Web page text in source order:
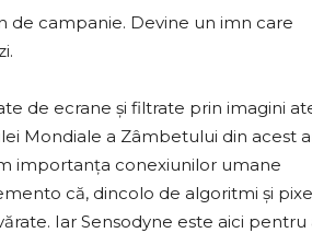
de campanie. Devine un imn care
de ecrane și filtrate prin imagini
Mondiale a Zâmbetului din acest
importanța conexiunilor umane
că, dincolo de algoritmi și
Iar Sensodyne este aici pentru